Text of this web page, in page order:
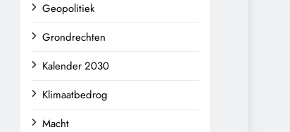
Geopolitiek
Grondrechten
Kalender 2030
Klimaatbedrog
Macht